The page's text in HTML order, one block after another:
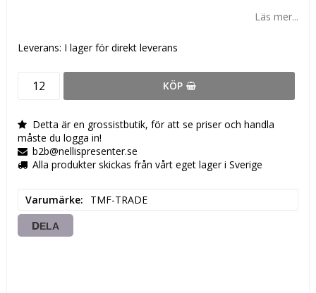
Läs mer...
Leverans: I lager för direkt leverans
KÖP
Detta är en grossistbutik, för att se priser och handla
måste du logga in!
b2b@nellispresenter.se
Alla produkter skickas från vårt eget lager i Sverige
Varumärke TMF-TRADE
DELA